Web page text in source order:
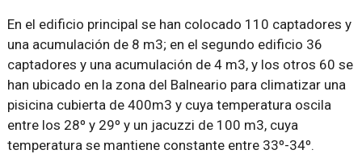
En el edificio principal se han colocado 110 captadores y
una acumulación de 8 m3; en el segundo edificio 36
captadores y una acumulación de 4 m3, y los otros 60 se
han ubicado en la zona del Balneario para climatizar una
pisicina cubierta de 400m3 y cuya temperatura oscila
entre los 28º y 29º y un jacuzzi de 100 m3, cuya
temperatura se mantiene constante entre 33º-34º.